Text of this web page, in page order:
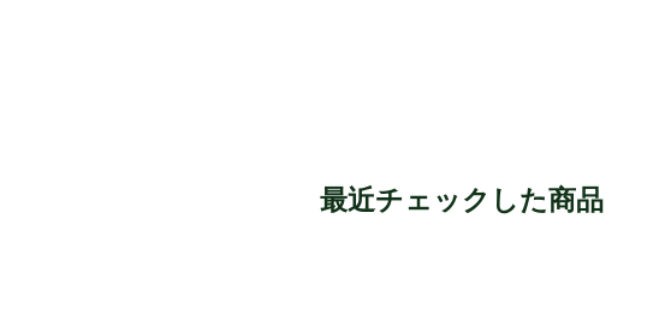
最近チェックした商品